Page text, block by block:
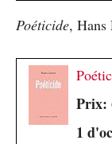
Poéticide, Hans
Prix:
1